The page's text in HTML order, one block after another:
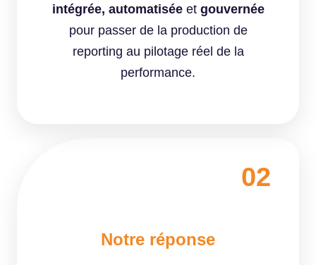
intégrée, automatisée etgouvernée
pour passer de la production de
reporting au pilotage réel de la
performance.
02
Notre réponse